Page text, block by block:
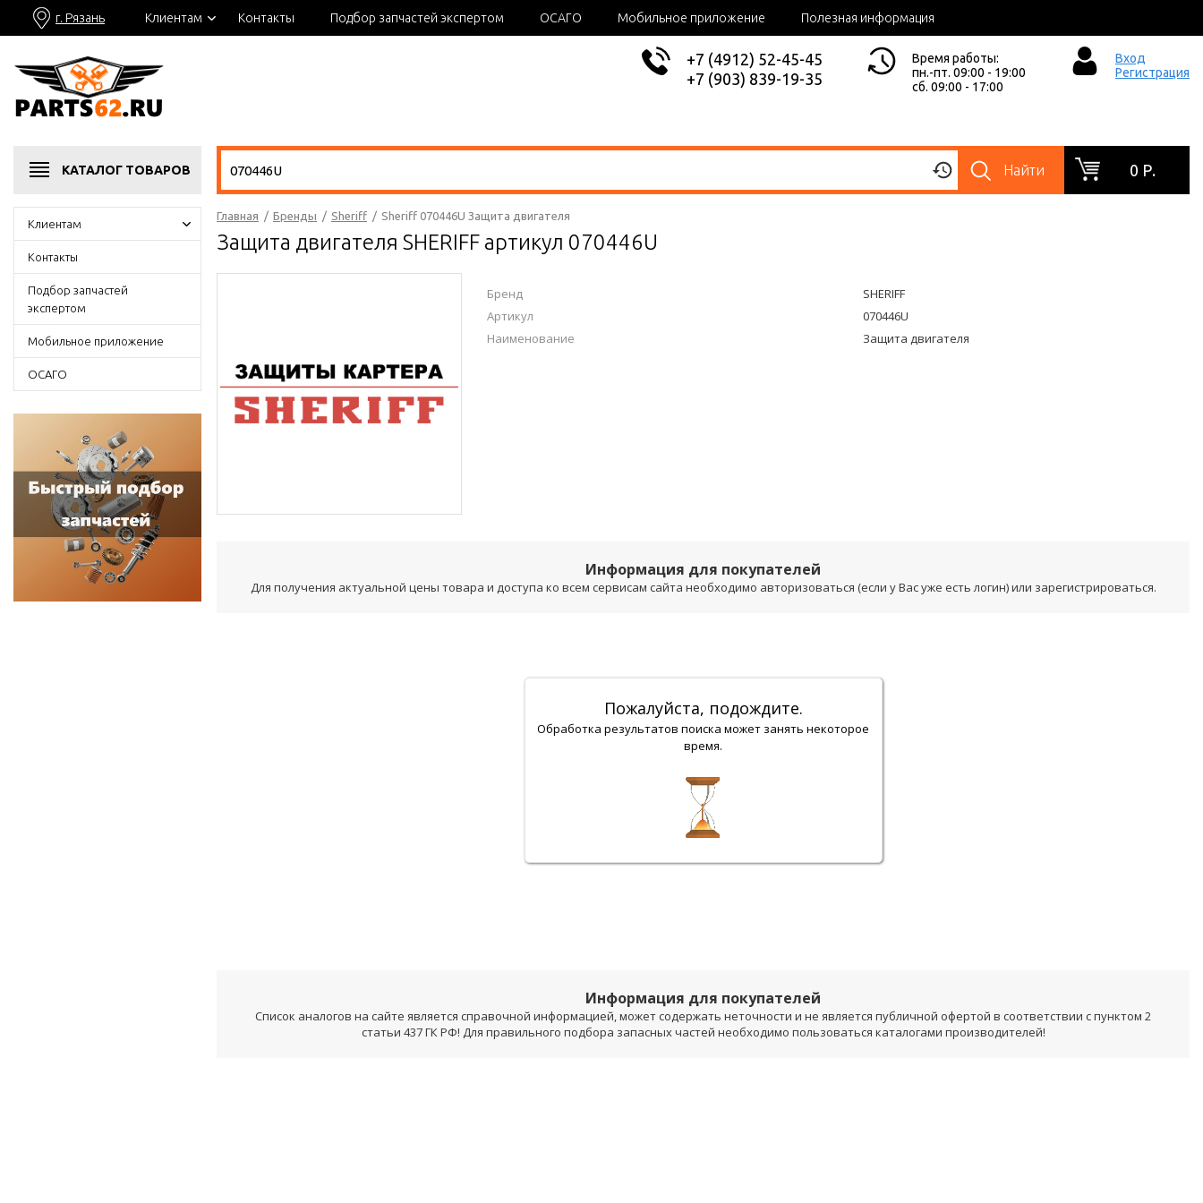
г. Рязань Клиентам Контакты Подбор запчастей экспертом ОСАГО Мобильное приложение Полезная информация
+7 (4912) 52-45-45
+7 (903) 839-19-35
Время работы:
пн.-пт. 09:00 - 19:00
сб. 09:00 - 17:00
Вход
Регистрация
КАТАЛОГ ТОВАРОВ Найти 0 Р.
Клиентам
Контакты
Подбор запчастей
экспертом
Мобильное приложение
ОСАГО
Главная / Бренды / Sheriff / Sheriff 070446U Защита двигателя
Защита двигателя SHERIFF артикул 070446U
Бренд
SHERIFF
Артикул
070446U
Наименование
Защита двигателя
Информация для покупателей
Для получения актуальной цены товара и доступа ко всем сервисам сайта необходимо авторизоваться (если у Вас уже есть логин) или зарегистрироваться.
Пожалуйста, подождите.
Обработка результатов поиска может занять некоторое
время.
Информация для покупателей
Список аналогов на сайте является справочной информацией, может содержать неточности и не является публичной офертой в соответствии с пунктом 2
статьи 437 ГК РФ! Для правильного подбора запасных частей необходимо пользоваться каталогами производителей!